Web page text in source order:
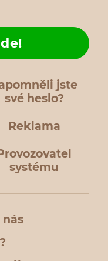
jste
své heslo?
Reklama
systému